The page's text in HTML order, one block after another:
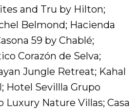
and Tru by Hilton;
Belmond; Hacienda
59 by Chablé;
Corazón de Selva;
Jungle Retreat; Kahal
Hotel Sevillla Grupo
Luxury Nature Villas; Casa